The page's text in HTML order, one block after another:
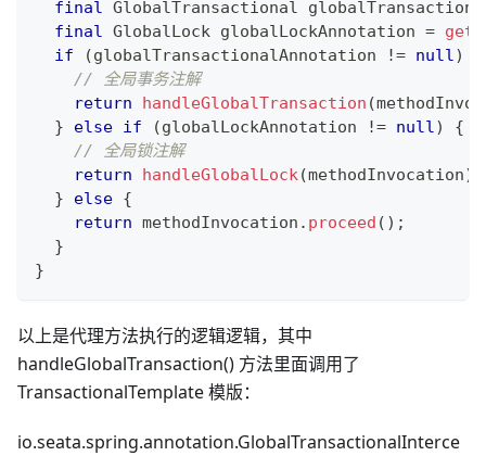
final GlobalTransactional
final GlobalLock globalLockAnnotation =
if
(globalTransactionalAnnotation != null)
// 全局事务注解
return
handleGlobalTransaction (
}
else if (globalLockAnnotation != null)
{
// 全局锁注解
return
handleGlobalLock(methodInvocation)
}
else {
return methodInvocation . proceed ( ) ;
}
}
以上是代理方法执行的逻辑逻辑，其中
handleGlobalTransaction() 方法里面调用了
TransactionalTemplate 模版：
io.seata.spring.annotation.GlobalTransactionalInterce